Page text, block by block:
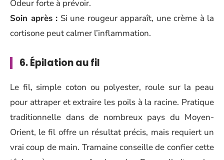
Odeur forte à prévoir.
Soin après : Si une rougeur apparaît, une crème à la
cortisone peut calmer l’inflammation.
6. Épilation au fil
Le fil, simple coton ou polyester, roule sur la peau
pour attraper et extraire les poils à la racine. Pratique
traditionnelle dans de nombreux pays du Moyen-
Orient, le fil offre un résultat précis, mais requiert un
vrai coup de main. Tramaine conseille de confier cette